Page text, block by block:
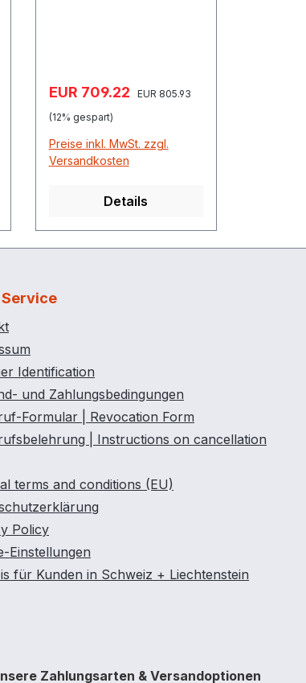
Verkaufspreis:
EUR 709.22 Regulärer Preis:
EUR 805.93
(12% gespart)
Preise inkl. MwSt. zzgl.
Versandkosten
Details
Service
Identification
und Zahlungsbedingungen
Formular | Revocation Form
| Instructions on cancellation
terms and conditions (EU)
Policy
Einstellungen
für Kunden in Schweiz + Liechtenstein
Zahlungsarten & Versandoptionen